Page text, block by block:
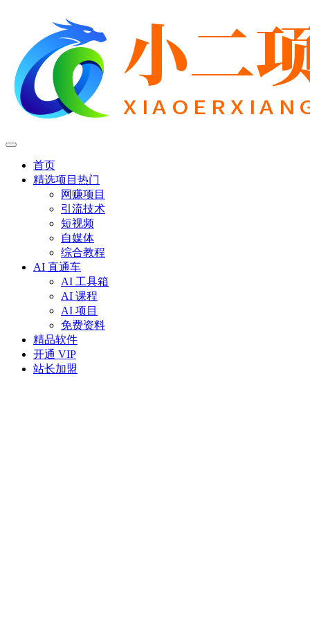
首页
精选项目 热门
网赚项目
引流技术
短视频
自媒体
综合教程
AI 直通车
AI 工具箱
AI 课程
AI 项目
免费资料
精品软件
开通 VIP
站长加盟